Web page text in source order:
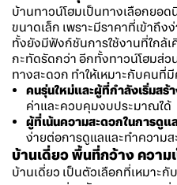
บ้านทาวน์โฮมเป็นทางเลือกยอ
ขนาดเล็ก เพราะมีราคาที่เข้าถึ
ทั้งยังมีฟังก์ชันการใช้งานที่ใกล้
กะทัดรัดกว่า อีกทั้งทาวน์โฮมส่ว
ทางสะดวก ทำให้เหมาะกับคนที่
คนรุ่นใหม่และผู้ที่กำลังเริ่มสร้
ค่าและควบคุมงบประมาณได้
ผู้ที่เน้นความสะดวกในการดูแ
ง่ายต่อการดูแลและทำความส
บ้านเดี่ยว พื้นที่กว้าง ความ
บ้านเดี่ยว เป็นตัวเลือกที่เหมาะ